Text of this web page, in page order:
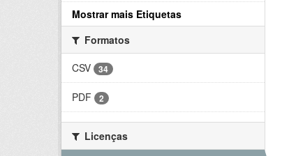
Mostrar mais Etiquetas
Formatos
CSV
34
PDF 2
Licenças